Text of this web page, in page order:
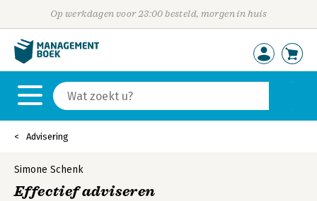
Op werkdagen voor 23:00 besteld, morgen in huis
Advisering
Simone Schenk
Effectief adviseren